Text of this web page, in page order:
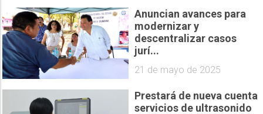
Anuncian avances para
modernizar y
descentralizar casos
jurí...
21 de mayo de 2025
Prestará de nueva cuenta
servicios de ultrasonido